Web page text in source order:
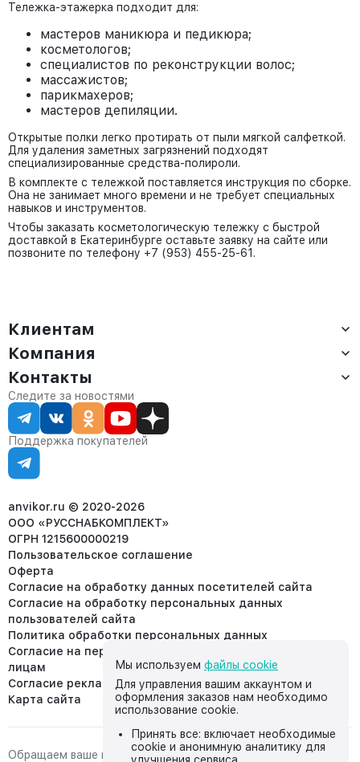
Тележка-этажерка подходит для:
мастеров маникюра и педикюра;
косметологов;
специалистов по реконструкции волос;
массажистов;
парикмахеров;
мастеров депиляции.
Открытые полки легко протирать от пыли мягкой салфеткой.
Для удаления заметных загрязнений подходят
специализированные средства-полироли.
В комплекте с тележкой поставляется инструкция по сборке.
Она не занимает много времени и не требует специальных
навыков и инструментов.
Чтобы заказать косметологическую тележку с быстрой
доставкой в Екатеринбурге оставьте заявку на сайте или
позвоните по телефону +7 (953) 455-25-61.
Клиентам
Доставка
Оплата
Сервис
Статус заказа
Статьи
Компания
О компании
Контакты
Партнёрам
Контакты
Отдел продаж:
8 (800) 234-22-62
corp@anvikor.ru
Ежедневно, с 7:00-19:00 (МСК)
Отдел рекламации:
8 (953) 455-25-61
Следите за новостями
Поддержка покупателей
anvikor.ru © 2020-2026
ООО «РУССНАБКОМПЛЕКТ»
ОГРН 1215600000219
Пользовательское соглашение
Оферта
Согласие на обработку данных посетителей сайта
Согласие на обработку персональных данных
пользователей сайта
Политика обработки персональных данных
Согласие на передачу персональных данных третьим
лицам
Согласие реклама
Карта сайта
Обращаем ваше внимание на то, что данный интернет-сайт,
Мы используем файлы cookie
Для управления вашим аккаунтом и
оформления заказов нам необходимо
использование cookie.
Принять все: включает необходимые
cookie и анонимную аналитику для